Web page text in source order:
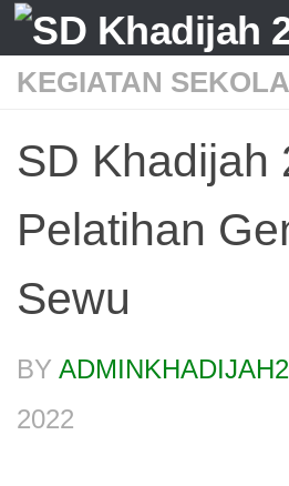
Skip to content
KEGIATAN
SD Khadijah
Pelatihan
Sewu
BY
2022